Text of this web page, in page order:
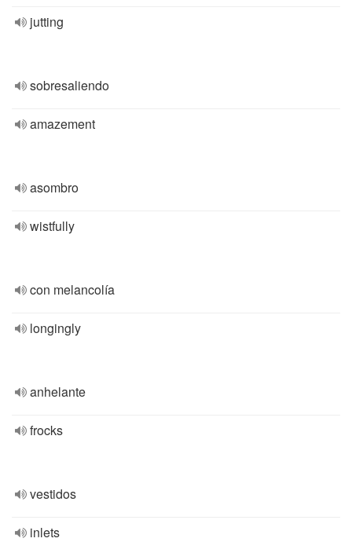
jutting
sobresaliendo
amazement
asombro
wistfully
con melancolía
longingly
anhelante
frocks
vestidos
inlets